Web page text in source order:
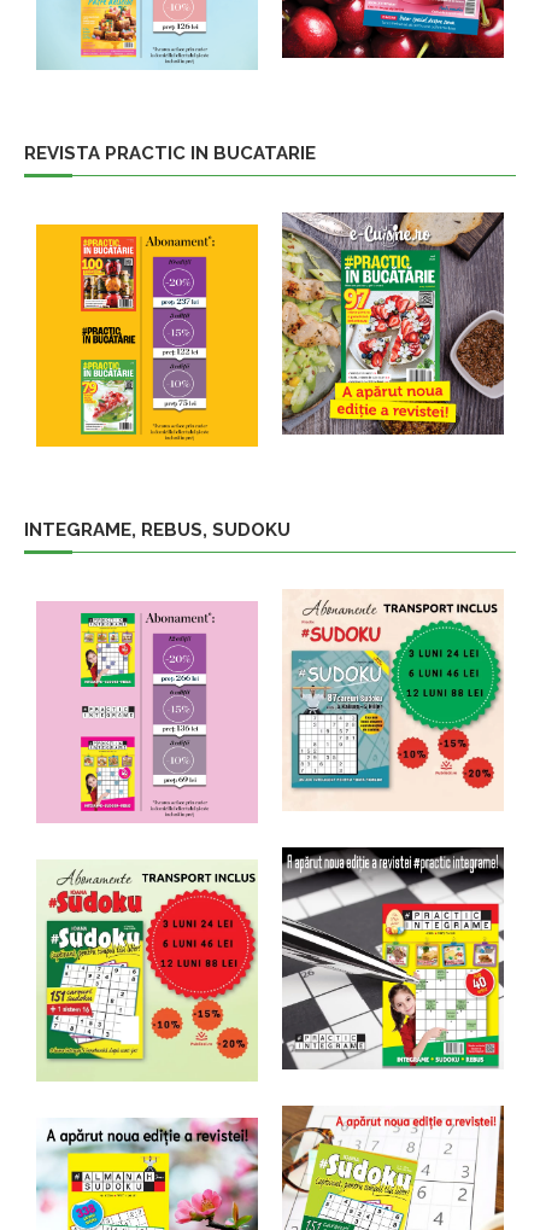
REVISTA PRACTIC IN BUCATARIE
INTEGRAME, REBUS, SUDOKU